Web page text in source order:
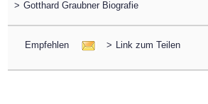
> Gotthard Graubner Biografie
Empfehlen > Link zum Teilen